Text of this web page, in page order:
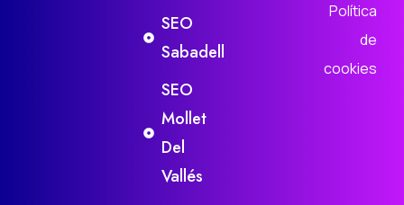
SEO
Sabadell
SEO
Mollet
Del
Vallés
Política
de
cookies